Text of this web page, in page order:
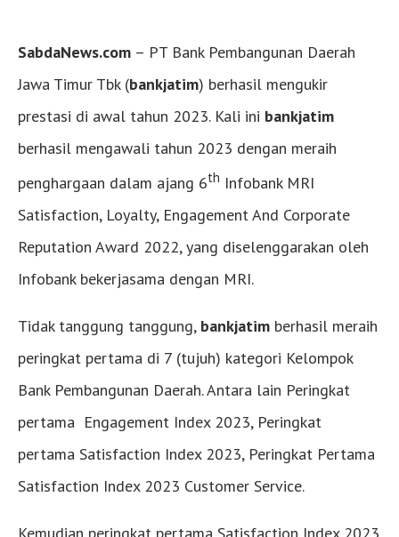
SabdaNews.com – PT Bank Pembangunan Daerah
Jawa Timur Tbk (bankjatim) berhasil mengukir
prestasi di awal tahun 2023. Kali ini bankjatim
berhasil mengawali tahun 2023 dengan meraih
penghargaan dalam ajang 6th Infobank MRI
Satisfaction, Loyalty, Engagement And Corporate
Reputation Award 2022, yang diselenggarakan oleh
Infobank bekerjasama dengan MRI.
Tidak tanggung tanggung, bankjatim berhasil meraih
peringkat pertama di 7 (tujuh) kategori Kelompok
Bank Pembangunan Daerah. Antara lain Peringkat
pertama Engagement Index 2023, Peringkat
pertama Satisfaction Index 2023, Peringkat Pertama
Satisfaction Index 2023 Customer Service.
Kemudian peringkat pertama Satisfaction Index 2023